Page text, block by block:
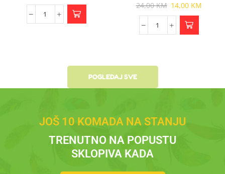
24,00KM 14,00 KM
POGLEDAJ SVE
JOŠ 10 KOMADA NA STANJU
TRENUTNO NA POPUSTU
SKLOPIVA KADA